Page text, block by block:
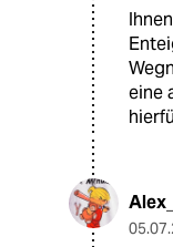
eine